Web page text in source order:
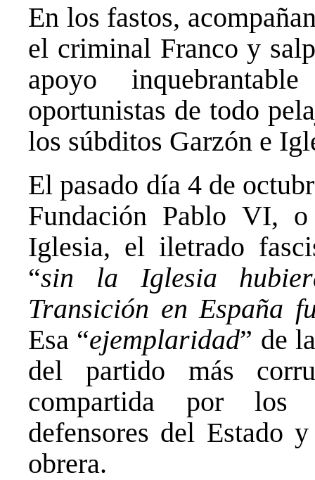
En los fastos,
el criminal Franco y
apoyo
oportunistas de todo
los súbditos Garzón e
El pasado día 4 de
Fundación Pablo VI,
Iglesia, el iletrado
“sin la Iglesia
Transición en España
Esa “ejemplaridad” de
del partido más
compartida por los
defensores del Estado
obrera.